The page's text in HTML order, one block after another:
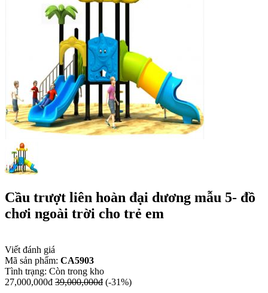
Cầu trượt liên hoàn đại dương mẫu 5- đồ
chơi ngoài trời cho trẻ em
Viết đánh giá
Mã sản phẩm: CA5903
Tình trạng: Còn trong kho
27,000,000đ 39,000,000đ (-31%)